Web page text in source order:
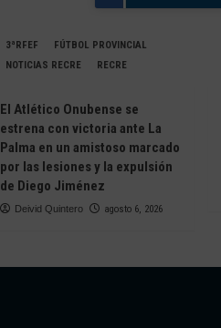
3ªRFEF
FÚTBOL PROVINCIAL
NOTICIAS RECRE
RECRE
El Atlético Onubense se
estrena con victoria ante La
Palma en un amistoso marcado
por las lesiones y la expulsión
de Diego Jiménez
Deivid Quintero agosto 6, 2026